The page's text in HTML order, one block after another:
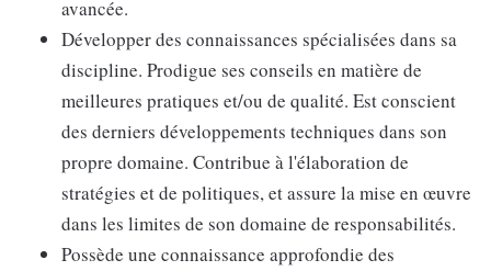
avancée.
Développer des connaissances spécialisées dans sa
discipline. Prodigue ses conseils en matière de
meilleures pratiques et/ou de qualité. Est conscient
des derniers développements techniques dans son
propre domaine. Contribue à l'élaboration de
stratégies et de politiques, et assure la mise en œuvre
dans les limites de son domaine de responsabilités.
Possède une connaissance approfondie des